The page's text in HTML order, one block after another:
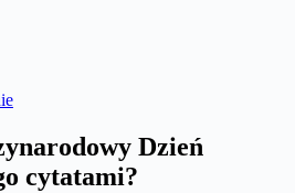
Dzień
cytatami?